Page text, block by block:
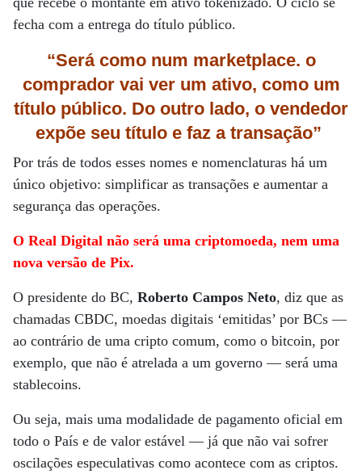
fecha com a entrega do título público.
“Será como num marketplace. o
comprador vai ver um ativo, como um
título público. Do outro lado, o vendedor
expõe seu título e faz a transação”
Por trás de todos esses nomes e nomenclaturas há um
único objetivo: simplificar as transações e aumentar a
segurança das operações.
O Real Digital não será uma criptomoeda, nem uma
nova versão de Pix.
O presidente do BC, Roberto Campos Neto, diz que as
chamadas CBDC, moedas digitais ‘emitidas’ por BCs —
ao contrário de uma cripto comum, como o bitcoin, por
exemplo, que não é atrelada a um governo ­— será uma
stablecoins.
Ou seja, mais uma modalidade de pagamento oficial em
todo o País e de valor estável — já que não vai sofrer
oscilações especulativas como acontece com as criptos.